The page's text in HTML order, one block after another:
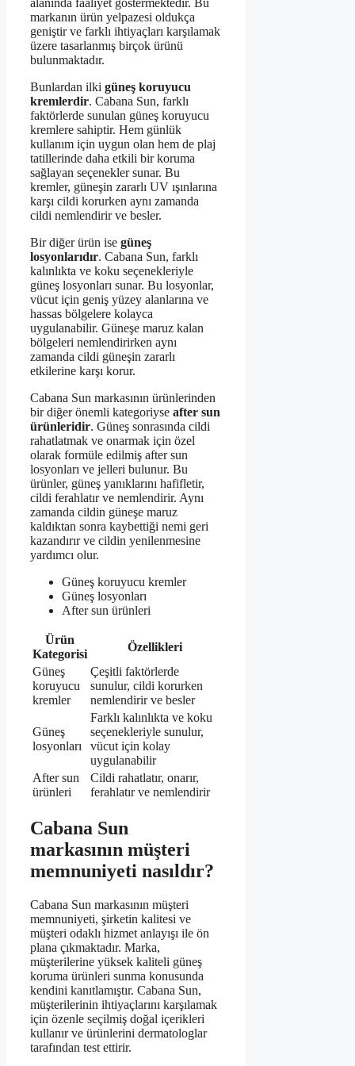
markanın ürün yelpazesi oldukça
geniştir ve farklı ihtiyaçları karşılamak
üzere tasarlanmış birçok ürünü
bulunmaktadır.
Bunlardan ilki güneş koruyucu
kremlerdir. Cabana Sun, farklı
faktörlerde sunulan güneş koruyucu
kremlere sahiptir. Hem günlük
kullanım için uygun olan hem de plaj
tatillerinde daha etkili bir koruma
sağlayan seçenekler sunar. Bu
kremler, güneşin zararlı UV ışınlarına
karşı cildi korurken aynı zamanda
cildi nemlendirir ve besler.
Bir diğer ürün ise güneş
losyonlarıdır. Cabana Sun, farklı
kalınlıkta ve koku seçenekleriyle
güneş losyonları sunar. Bu losyonlar,
vücut için geniş yüzey alanlarına ve
hassas bölgelere kolayca
uygulanabilir. Güneşe maruz kalan
bölgeleri nemlendirirken aynı
zamanda cildi güneşin zararlı
etkilerine karşı korur.
Cabana Sun markasının ürünlerinden
bir diğer önemli kategoriyse after sun
ürünleridir. Güneş sonrasında cildi
rahatlatmak ve onarmak için özel
olarak formüle edilmiş after sun
losyonları ve jelleri bulunur. Bu
ürünler, güneş yanıklarını hafifletir,
cildi ferahlatır ve nemlendirir. Aynı
zamanda cildin güneşe maruz
kaldıktan sonra kaybettiği nemi geri
kazandırır ve cildin yenilenmesine
yardımcı olur.
Güneş koruyucu kremler
Güneş losyonları
After sun ürünleri
Ürün
Kategorisi
Özellikleri
Güneş
koruyucu
kremler
Çeşitli faktörlerde
sunulur, cildi korurken
nemlendirir ve besler
Güneş
losyonları
Farklı kalınlıkta ve koku
seçenekleriyle sunulur,
vücut için kolay
uygulanabilir
After sun
ürünleri
Cildi rahatlatır, onarır,
ferahlatır ve nemlendirir
Cabana Sun
markasının müşteri
memnuniyeti nasıldır?
Cabana Sun markasının müşteri
memnuniyeti, şirketin kalitesi ve
müşteri odaklı hizmet anlayışı ile ön
plana çıkmaktadır. Marka,
müşterilerine yüksek kaliteli güneş
koruma ürünleri sunma konusunda
kendini kanıtlamıştır. Cabana Sun,
müşterilerinin ihtiyaçlarını karşılamak
için özenle seçilmiş doğal içerikleri
kullanır ve ürünlerini dermatologlar
tarafından test ettirir.